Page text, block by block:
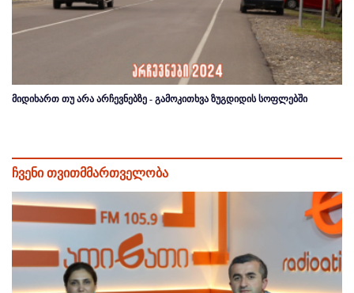
მიდიხართ თუ არა არჩევნებზე - გამოკითხვა ზუგდიდის სოფლებში
ჩვენი თვითმმართველობა